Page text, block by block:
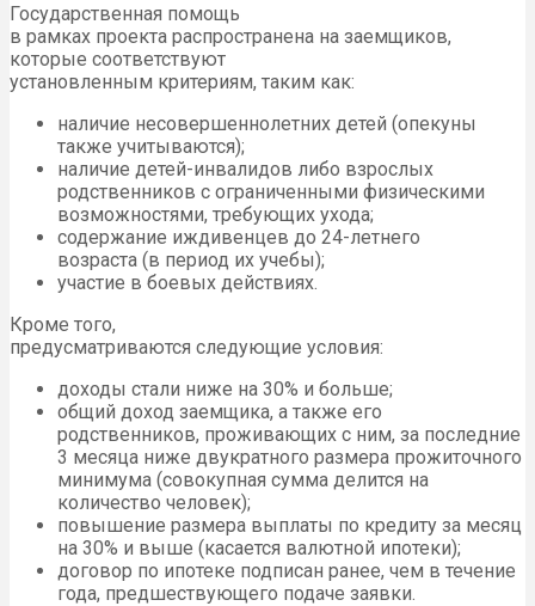
Государственная помощь
в рамках проекта распространена на заемщиков,
которые соответствуют
установленным критериям, таким как:
наличие несовершеннолетних детей (опекуны
также учитываются);
наличие детей-инвалидов либо взрослых
родственников с ограниченными физическими
возможностями, требующих ухода;
содержание иждивенцев до 24-летнего
возраста (в период их учебы);
участие в боевых действиях.
Кроме того,
предусматриваются следующие условия:
доходы стали ниже на 30% и больше;
общий доход заемщика, а также его
родственников, проживающих с ним, за последние
3 месяца ниже двукратного размера прожиточного
минимума (совокупная сумма делится на
количество человек);
повышение размера выплаты по кредиту за месяц
на 30% и выше (касается валютной ипотеки);
договор по ипотеке подписан ранее, чем в течение
года, предшествующего подаче заявки.